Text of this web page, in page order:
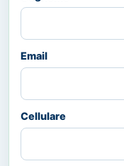
Email
Cellulare